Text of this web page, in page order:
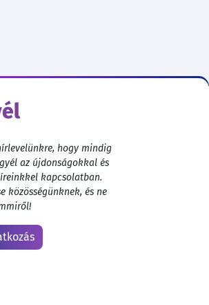
hogy mindig
az újdonságokkal és
kapcsolatban.
közösségünknek, és ne